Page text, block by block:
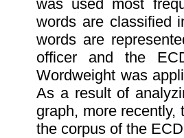
was used most
words are classified
words are
officer and the
Wordweight was
As a result of
graph, more recently,
the corpus of the